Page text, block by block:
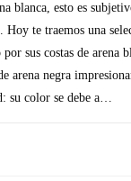
blanca, esto es
Hoy te traemos una
sus costas de arena
arena negra
su color se debe a…